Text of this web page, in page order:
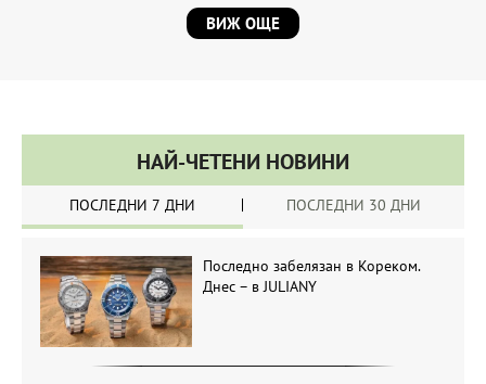
ВИЖ ОЩЕ
НАЙ-ЧЕТЕНИ НОВИНИ
ПОСЛЕДНИ 7 ДНИ ПОСЛЕДНИ 30 ДНИ
Последно забелязан в Кореком.
Днес – в JULIANY